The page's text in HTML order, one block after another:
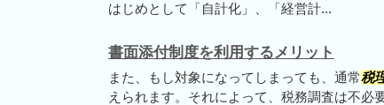
はじめとして「自計化」、「経営計...
書面添付制度を利用するメリット
また、もし対象になってしまっても、通常税
えられます。それによって、税務調査は不必